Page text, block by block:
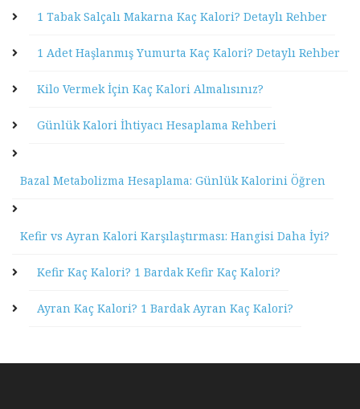
1 Tabak Salçalı Makarna Kaç Kalori? Detaylı Rehber
1 Adet Haşlanmış Yumurta Kaç Kalori? Detaylı Rehber
Kilo Vermek İçin Kaç Kalori Almalısınız?
Günlük Kalori İhtiyacı Hesaplama Rehberi
Bazal Metabolizma Hesaplama: Günlük Kalorini Öğren
Kefir vs Ayran Kalori Karşılaştırması: Hangisi Daha İyi?
Kefir Kaç Kalori? 1 Bardak Kefir Kaç Kalori?
Ayran Kaç Kalori? 1 Bardak Ayran Kaç Kalori?